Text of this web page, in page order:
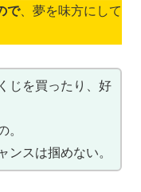
で、夢を味方にして
じを買ったり、好
。
ンスは掴めない。